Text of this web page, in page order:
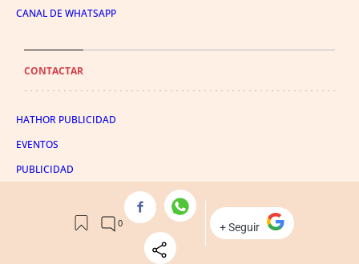
CANAL DE WHATSAPP
CONTACTAR
HATHOR PUBLICIDAD
EVENTOS
PUBLICIDAD